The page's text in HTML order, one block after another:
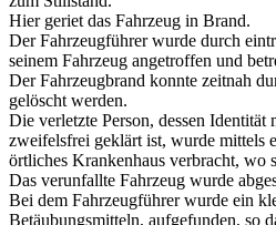
Hier geriet das Fahrzeug in Brand.
Der Fahrzeugführer wurde durch
seinem Fahrzeug angetroffen und
Der Fahrzeugbrand konnte zeitnah
gelöscht werden.
Die verletzte Person, dessen Identität
zweifelsfrei geklärt ist, wurde mittels
örtliches Krankenhaus verbracht, wo
Das verunfallte Fahrzeug wurde
Bei dem Fahrzeugführer wurde ein
Betäubungsmitteln, aufgefunden, so